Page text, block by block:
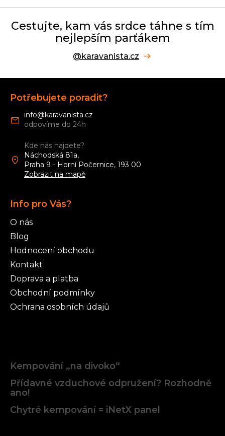
Cestujte, kam vás srdce táhne s tím
nejlepším parťákem
@karavanista.cz
Potřebujete poradit?
info@karavanista.cz
Kde nás najdete?
Náchodská 81a,
Praha 9 - Horní Počernice, 193 00
Zobrazit na mapě
Info pro Vás?
O nás
Blog
Hodnocení obchodu
Kontakt
Doprava a platba
Obchodní podmínky
Ochrana osobních údajů
Kempování „na divoko“
Přídavné vzduchové odpružení? Rozhodně
ano!
Chytré kempování = iNetX panel